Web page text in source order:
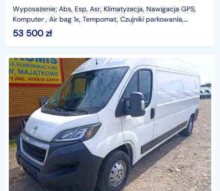
Wyposażenie; Abs, Esp, Asr, Klimatyzacja, Nawigacja GPS,
Komputer , Air bag 1x, Tempomat, Czujniki parkowania,
Kamera cofania, Czujniki odległośći, Cz
53 500zł